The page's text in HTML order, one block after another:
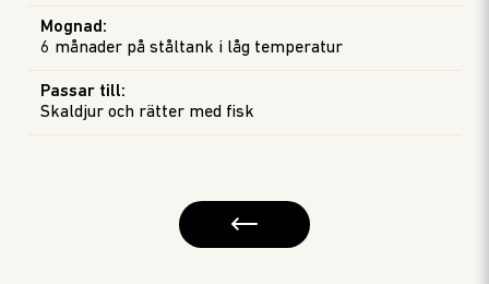
Mognad :
6 månader på ståltank i låg temperatur
Passar till:
Skaldjur och rätter med fisk